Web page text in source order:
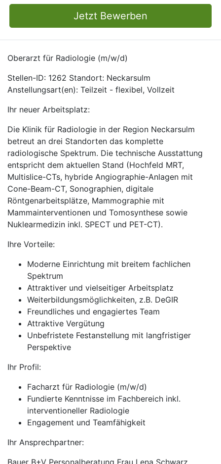
Jetzt Bewerben
Oberarzt für Radiologie (m/w/d)
Stellen-ID: 1262 Standort: Neckarsulm
Anstellungsart(en): Teilzeit - flexibel, Vollzeit
Ihr neuer Arbeitsplatz:
Die Klinik für Radiologie in der Region Neckarsulm
betreut an drei Standorten das komplette
radiologische Spektrum. Die technische Ausstattung
entspricht dem aktuellen Stand (Hochfeld MRT,
Multislice-CTs, hybride Angiographie-Anlagen mit
Cone-Beam-CT, Sonographien, digitale
Röntgenarbeitsplätze, Mammographie mit
Mammainterventionen und Tomosynthese sowie
Nuklearmedizin inkl. SPECT und PET-CT).
Ihre Vorteile:
Moderne Einrichtung mit breitem fachlichen
Spektrum
Attraktiver und vielseitiger Arbeitsplatz
Weiterbildungsmöglichkeiten, z.B. DeGIR
Freundliches und engagiertes Team
Attraktive Vergütung
Unbefristete Festanstellung mit langfristiger
Perspektive
Ihr Profil:
Facharzt für Radiologie (m/w/d)
Fundierte Kenntnisse im Fachbereich inkl.
interventioneller Radiologie
Engagement und Teamfähigkeit
Ihr Ansprechpartner:
Bauer B+V Personalberatung Frau Lena Schwarz